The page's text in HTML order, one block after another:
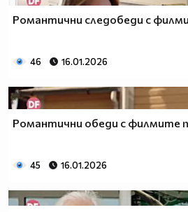
Романтични следобеди с
46 16.01.2026
Романтични обеди с филмите
45 16.01.2026